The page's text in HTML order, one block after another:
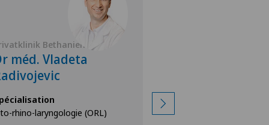
Bethanien
méd. Vladeta
rhino-laryngologie (ORL)